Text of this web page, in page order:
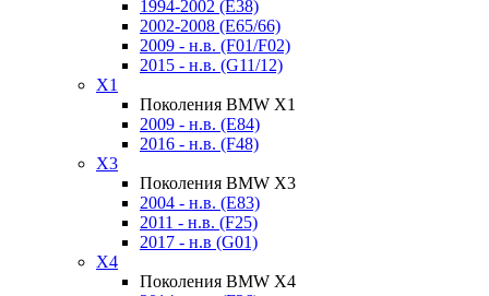
1994-2002 (E38)
2002-2008 (E65/66)
2009 - н.в. (F01/F02)
2015 - н.в. (G11/12)
X1
Поколения BMW X1
2009 - н.в. (E84)
2016 - н.в. (F48)
X3
Поколения BMW X3
2004 - н.в. (E83)
2011 - н.в. (F25)
2017 - н.в (G01)
X4
Поколения BMW X4